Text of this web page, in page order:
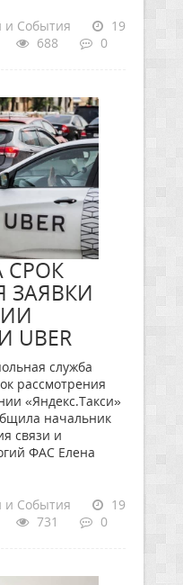
и События
19
688 0
СРОК
ЗАЯВКИ
UBER
служба
рассмотрения
«Яндекс.Такси»
начальник
связи и
ФАС Елена
и События
19
731 0